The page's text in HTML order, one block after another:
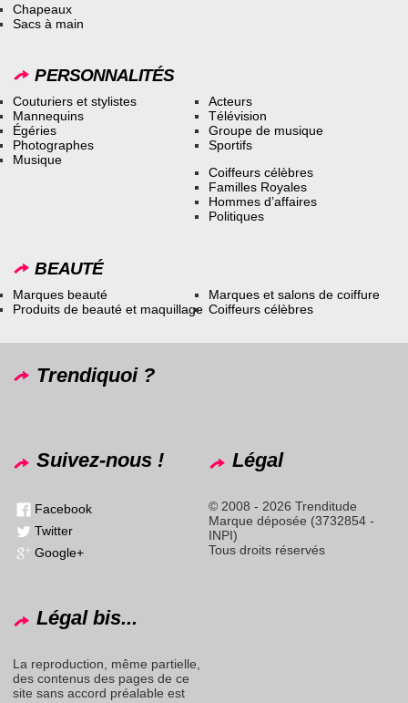
Chapeaux
Sacs à main
PERSONNALITÉS
Couturiers et stylistes
Mannequins
Égéries
Photographes
Musique
Acteurs
Télévision
Groupe de musique
Sportifs
Coiffeurs célèbres
Familles Royales
Hommes d’affaires
Politiques
BEAUTÉ
Marques beauté
Produits de beauté et maquillage
Marques et salons de coiffure
Coiffeurs célèbres
Trendiquoi ?
Suivez-nous !
Facebook
Twitter
Google+
Légal
© 2008 - 2026 Trenditude
Marque déposée (3732854 -
INPI)
Tous droits réservés
Légal bis...
La reproduction, même partielle,
des contenus des pages de ce
site sans accord préalable est